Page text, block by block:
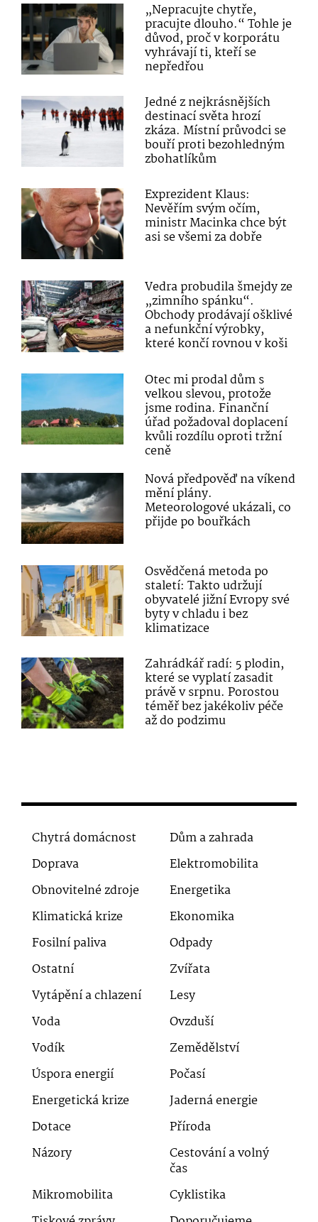
„Nepracujte chytře,
pracujte dlouho.“ Tohle je
důvod, proč v korporátu
vyhrávají ti, kteří se
nepředřou
Jedné z nejkrásnějších
destinací světa hrozí
zkáza. Místní průvodci se
bouří proti bezohledným
zbohatlíkům
Exprezident Klaus:
Nevěřím svým očím,
ministr Macinka chce být
asi se všemi za dobře
Vedra probudila šmejdy ze
„zimního spánku“.
Obchody prodávají ošklivé
a nefunkční výrobky,
které končí rovnou v koši
Otec mi prodal dům s
velkou slevou, protože
jsme rodina. Finanční
úřad požadoval doplacení
kvůli rozdílu oproti tržní
ceně
Nová předpověď na víkend
mění plány.
Meteorologové ukázali, co
přijde po bouřkách
Osvědčená metoda po
staletí: Takto udržují
obyvatelé jižní Evropy své
byty v chladu i bez
klimatizace
Zahrádkář radí: 5 plodin,
které se vyplatí zasadit
právě v srpnu. Porostou
téměř bez jakékoliv péče
až do podzimu
Chytrá domácnost
Dům a zahrada
Doprava
Elektromobilita
Obnovitelné zdroje
Energetika
Klimatická krize
Ekonomika
Fosilní paliva
Odpady
Ostatní
Zvířata
Vytápění a chlazení
Lesy
Voda
Ovzduší
Vodík
Zemědělství
Úspora energií
Počasí
Energetická krize
Jaderná energie
Dotace
Příroda
Názory
Cestování a volný
čas
Mikromobilita
Cyklistika